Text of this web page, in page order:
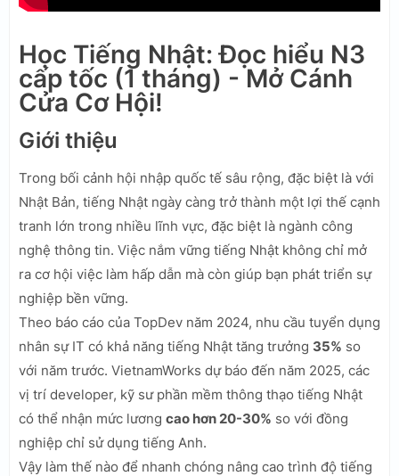
Học Tiếng Nhật: Đọc hiểu N3
cấp tốc (1 tháng) - Mở Cánh
Cửa Cơ Hội!
Giới thiệu
Trong bối cảnh hội nhập quốc tế sâu rộng, đặc biệt là với
Nhật Bản, tiếng Nhật ngày càng trở thành một lợi thế cạnh
tranh lớn trong nhiều lĩnh vực, đặc biệt là ngành công
nghệ thông tin. Việc nắm vững tiếng Nhật không chỉ mở
ra cơ hội việc làm hấp dẫn mà còn giúp bạn phát triển sự
nghiệp bền vững.
Theo báo cáo của TopDev năm 2024, nhu cầu tuyển dụng
nhân sự IT có khả năng tiếng Nhật tăng trưởng 35% so
với năm trước. VietnamWorks dự báo đến năm 2025, các
vị trí developer, kỹ sư phần mềm thông thạo tiếng Nhật
có thể nhận mức lương cao hơn 20-30% so với đồng
nghiệp chỉ sử dụng tiếng Anh.
Vậy làm thế nào để nhanh chóng nâng cao trình độ tiếng